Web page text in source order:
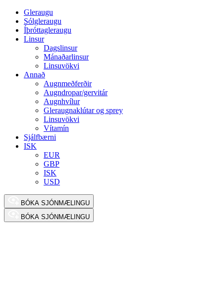
Gleraugu
Sólgleraugu
Íþróttagleraugu
Linsur
Dagslinsur
Mánaðarlinsur
Linsuvökvi
Annað
Augnmeðferðir
Augndropar/gervitár
Augnhvílur
Gleraugnaklútar og sprey
Linsuvökvi
Vítamín
Sjálfbærni
ISK
EUR
GBP
ISK
USD
BÓKA SJÓNMÆLINGU
BÓKA SJÓNMÆLINGU